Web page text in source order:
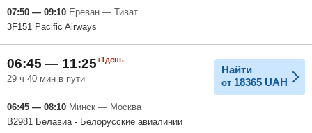
07:50 — 09:10 Ереван — Тиват
3F151 Pacific Airways
06:45 — 11:25+1день
29 ч 40 мин в пути
Найти
от 18365 UAH
06:45 — 08:10 Минск — Москва
B2981 Белавиа - Белорусские авиалинии